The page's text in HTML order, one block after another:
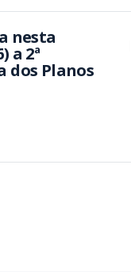
nesta
a 2ª
dos Planos